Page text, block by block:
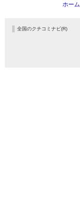
ホーム
全国のクチコミナビ(R)